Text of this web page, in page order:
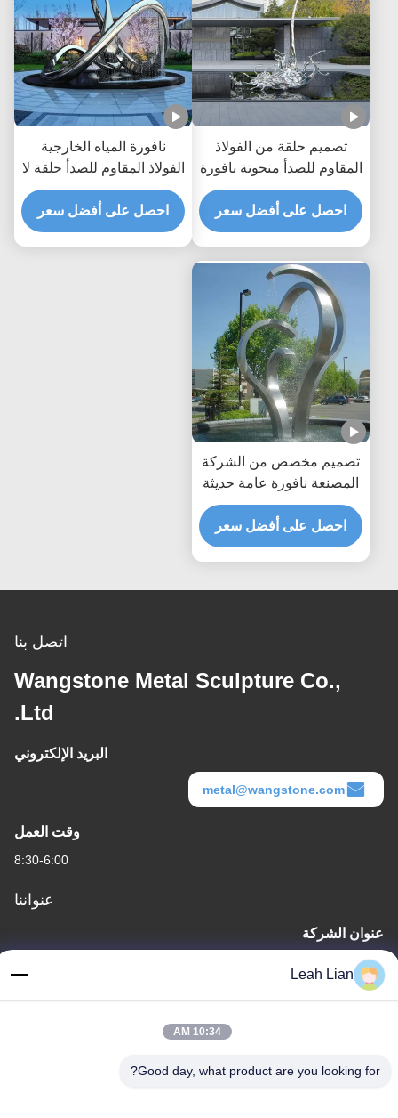
تصميم حلقة من الفولاذ
المقاوم للصدأ منحوتة نافورة
مياه خارجية للزينة
احصل على أفضل سعر
نافورة المياه الخارجية
الفولاذ المقاوم للصدأ حلقة لا
نهائية مطلية النحت النافورة
على نطاق واسع
احصل على أفضل سعر
تصميم مخصص من الشركة
المصنعة نافورة عامة حديثة
من الفولاذ المقاوم للصدأ
ميزة مائية خارجية
احصل على أفضل سعر
اتصل بنا
Wangstone Metal Sculpture Co.,
Ltd.
البريد الإلكتروني
metal@wangstone.com
وقت العمل
8:30-6:00
عنواننا
عنوان الشركة
شيامين، الصين
رقم 72، طريق يونغجون، قرية ووفينغ، مدينة تشونغوو، كوانتشو، فوجيان،
Leah Lian
10:34 AM
Good day, what product are you looking for?